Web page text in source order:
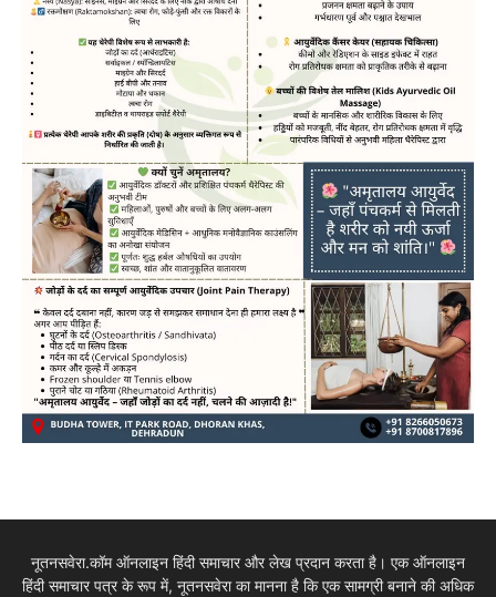
नूतनसवेरा.कॉम ऑनलाइन हिंदी समाचार और लेख प्रदान करता है। एक ऑनलाइन
हिंदी समाचार पत्र के रूप में, नूतनसवेरा का मानना है कि एक सामग्री बनाने की अधिक